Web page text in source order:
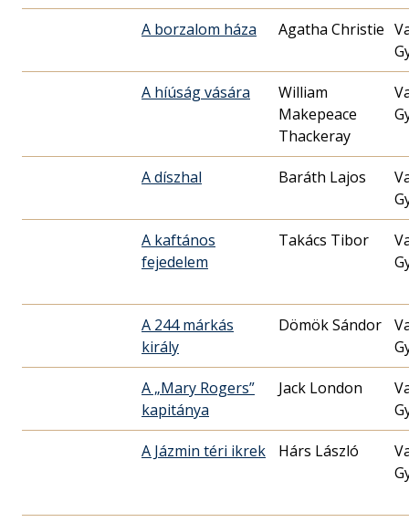
A borzalom háza Agatha Christie
A híúság vására
William
Makepeace
Thackeray
A díszhal Baráth Lajos
A kaftános
fejedelem
Takács Tibor
A 244 márkás
király
Dömök Sándor
A „Mary Rogers”
kapitánya
Jack London
A Jázmin téri ikrek Hárs László